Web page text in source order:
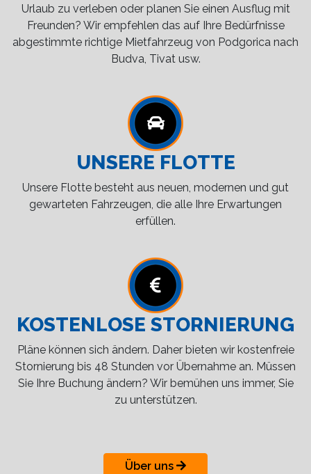
Urlaub zu verleben oder planen Sie einen Ausflug mit
Freunden? Wir empfehlen das auf Ihre Bedürfnisse
abgestimmte richtige Mietfahrzeug von Podgorica nach
Budva, Tivat usw.
UNSERE FLOTTE
Unsere Flotte besteht aus neuen, modernen und gut
gewarteten Fahrzeugen, die alle Ihre Erwartungen
erfüllen.
KOSTENLOSE STORNIERUNG
Pläne können sich ändern. Daher bieten wir kostenfreie
Stornierung bis 48 Stunden vor Übernahme an. Müssen
Sie Ihre Buchung ändern? Wir bemühen uns immer, Sie
zu unterstützen.
Über uns